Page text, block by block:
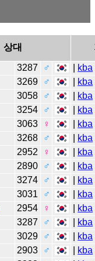
상대
3287 ♂ kba
3269 ♂ kba
3058 ♂ kba
3254 ♂ kba
3063 ♀ kba
3268 ♂ kba
2952 ♀ kba
2890 ♂ kba
3274 ♂ kba
3031 ♂ kba
2954 ♀ kba
3287 ♂ kba
3029 ♂ kba
2903 ♂ kba